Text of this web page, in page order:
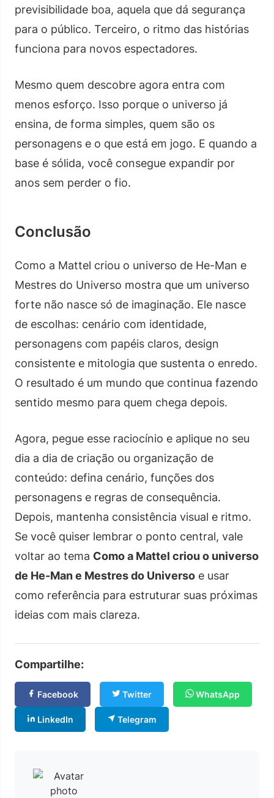
previsibilidade boa, aquela que dá segurança
para o público. Terceiro, o ritmo das histórias
funciona para novos espectadores.
Mesmo quem descobre agora entra com
menos esforço. Isso porque o universo já
ensina, de forma simples, quem são os
personagens e o que está em jogo. E quando a
base é sólida, você consegue expandir por
anos sem perder o fio.
Conclusão
Como a Mattel criou o universo de He-Man e
Mestres do Universo mostra que um universo
forte não nasce só de imaginação. Ele nasce
de escolhas: cenário com identidade,
personagens com papéis claros, design
consistente e mitologia que sustenta o enredo.
O resultado é um mundo que continua fazendo
sentido mesmo para quem chega depois.
Agora, pegue esse raciocínio e aplique no seu
dia a dia de criação ou organização de
conteúdo: defina cenário, funções dos
personagens e regras de consequência.
Depois, mantenha consistência visual e ritmo.
Se você quiser lembrar o ponto central, vale
voltar ao tema Como a Mattel criou o universo
de He-Man e Mestres do Universo e usar
como referência para estruturar suas próximas
ideias com mais clareza.
Compartilhe:
Facebook Twitter WhatsApp
LinkedIn Telegram